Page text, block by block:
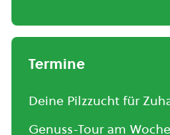
Termine
Deine Pilzzucht für
Genuss-Tour am